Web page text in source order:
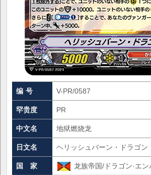
编 号 V-PR/0587
罕贵度 PR
中文名 地狱燃烧龙
日文名 ヘリッシュバーン・ドラゴン
国 家 龙族帝国/ドラゴン·エン